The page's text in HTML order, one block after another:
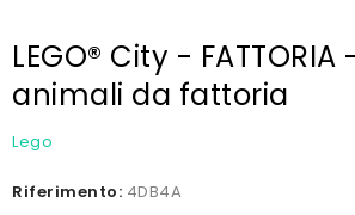
LEGO® City -
animali da fattoria
Lego
Riferimento: 4DB4A